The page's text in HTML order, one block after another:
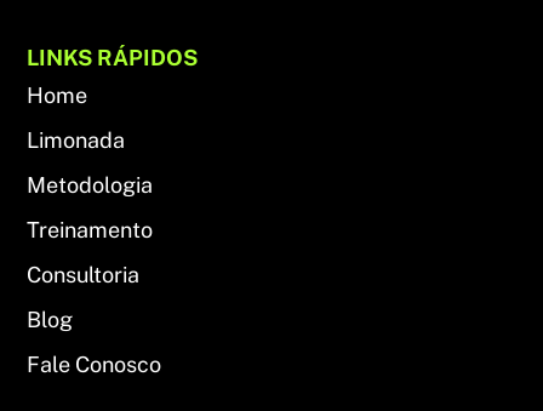
LINKS RÁPIDOS
Home
Limonada
Metodologia
Treinamento
Consultoria
Blog
Fale Conosco